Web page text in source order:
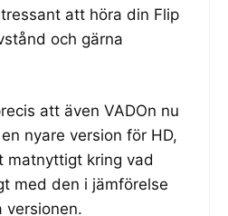
att höra din Flip
och gärna
att även VADOn nu
nyare version för HD,
matnyttigt kring vad
med den i jämförelse
versionen.